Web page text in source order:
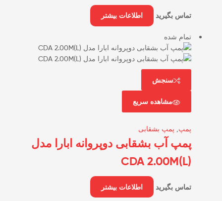
تماس بگیرید اطلاعات بیشتر
تمام شده
سنجش
مشاهده سریع
پمپ پمپ بشقابی
پمپ آب بشقابی دوپروانه ابارا مدل
(CDA 2.00M(L
تماس بگیرید اطلاعات بیشتر